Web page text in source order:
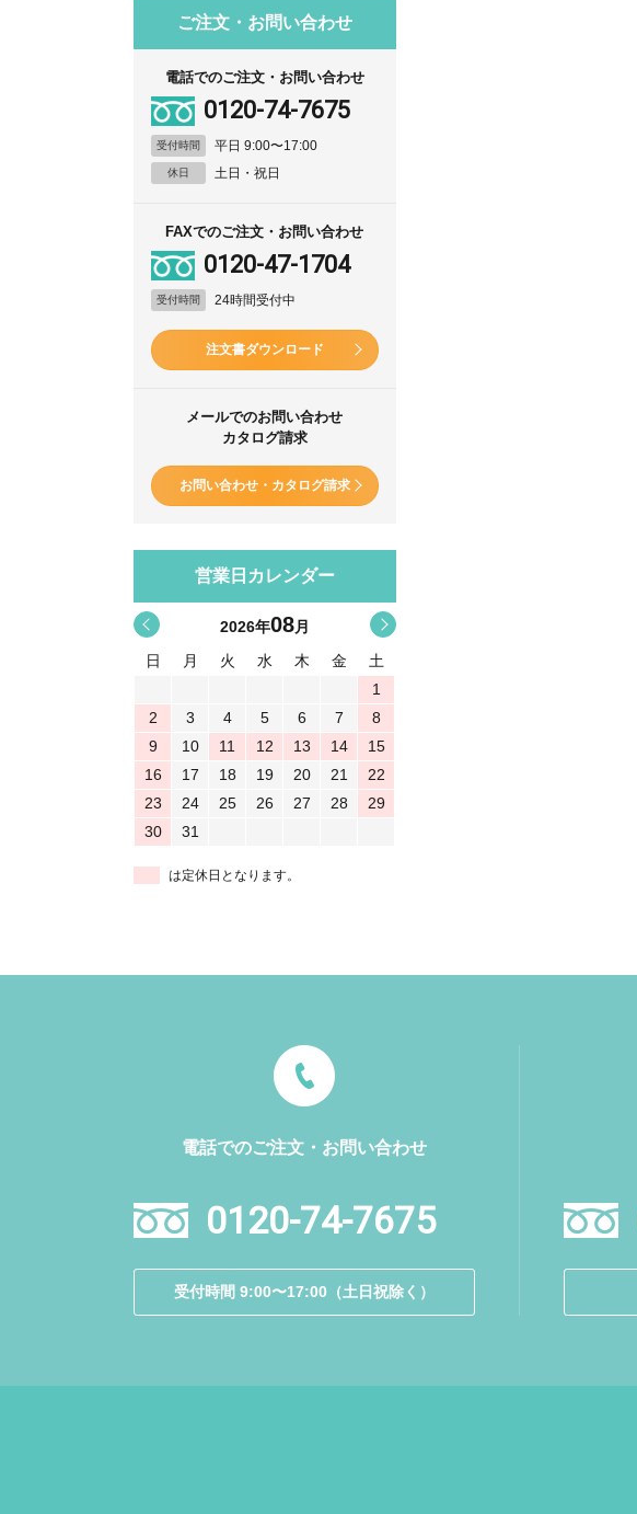
ご注文・お問い合わせ
電話でのご注文・お問い合わせ
0120-74-7675
受付時間 平日 9:00〜17:00
休日 土日・祝日
FAXでのご注文・お問い合わせ
0120-47-1704
受付時間 24時間受付中
注文書ダウンロード
メールでのお問い合わせ
カタログ請求
お問い合わせ・カタログ請求
営業日カレンダー
< >
2026年08月
日
月 火 水 木 金
土
1
2
3 4 5 6 7
8
9
10 11 12 13 14
15
16
17 18 19 20 21
22
23
24 25 26 27 28
29
30
31
は定休日となります。
電話でのご注文・お問い合わせ
0120-74-7675
受付時間 9:00〜17:00（土日祝除く）